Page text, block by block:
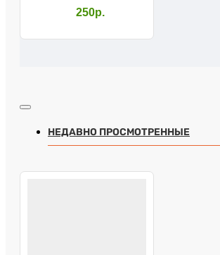
№64
250р.
НЕДАВНО ПРОСМОТРЕННЫЕ